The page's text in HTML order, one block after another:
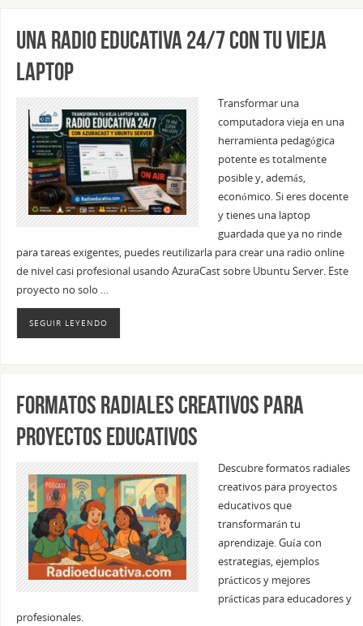
Una radio educativa 24/7 con tu vieja
laptop
Transformar una
computadora vieja en una
herramienta pedagógica
potente es totalmente
posible y, además,
económico. Si eres docente
y tienes una laptop
guardada que ya no rinde
para tareas exigentes, puedes reutilizarla para crear una radio online
de nivel casi profesional usando AzuraCast sobre Ubuntu Server. Este
proyecto no solo …
SEGUIR LEYENDO
Formatos radiales creativos para
proyectos educativos
Descubre formatos radiales
creativos para proyectos
educativos que
transformarán tu
aprendizaje. Guía con
estrategias, ejemplos
prácticos y mejores
prácticas para educadores y
profesionales.